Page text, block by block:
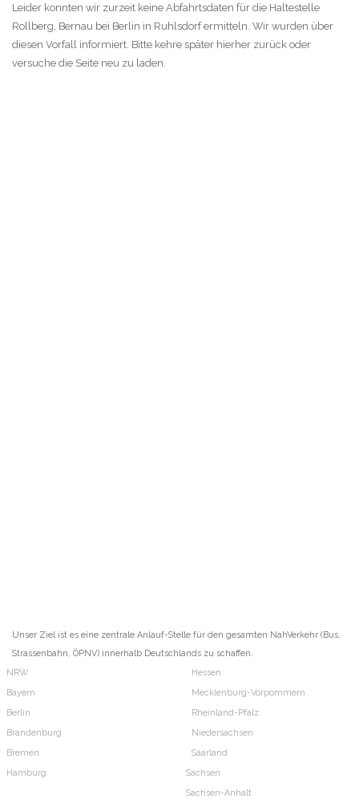
Leider konnten wir zurzeit keine Abfahrtsdaten für die Haltestelle
Rollberg, Bernau bei Berlin in Ruhlsdorf ermitteln. Wir wurden über
diesen Vorfall informiert. Bitte kehre später hierher zurück oder
versuche die Seite neu zu laden.
Unser Ziel ist es eine zentrale Anlauf-Stelle für den gesamten NahVerkehr (Bus,
Strassenbahn, ÖPNV) innerhalb Deutschlands zu schaffen.
NRW
Bayern
Berlin
Brandenburg
Bremen
Hamburg
Hessen
Mecklenburg-Vorpommern
Rheinland-Pfalz
Niedersachsen
Saarland
Sachsen
Sachsen-Anhalt